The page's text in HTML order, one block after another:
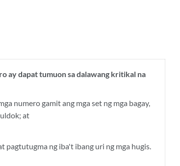
ay dapat tumuon sa dalawang kritikal na
numero gamit ang mga set ng mga bagay,
at
pagtutugma ng iba't ibang uri ng mga hugis.